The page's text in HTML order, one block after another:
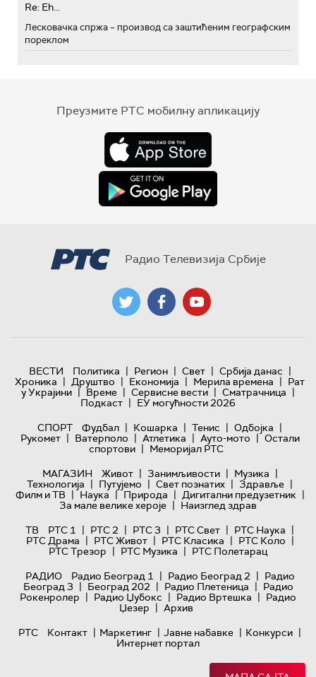
Re: Eh...
Лесковачка спржа – производ са заштићеним географским
пореклом
Преузмите РТС мобилну апликацију
Радио Телевизија Србије
ВЕСТИ Политика | Регион | Свет | Србија данас |
Хроника | Друштво | Економија | Мерила времена | Рат
у Украјини | Време | Сервисне вести | Сматрачница |
Подкаст | ЕУ могућности 2026
СПОРТ
Фудбал | Кошарка | Тенис | Одбојка |
Рукомет | Ватерполо | Атлетика | Ауто-мото | Остали
спортови | Меморијал РТС
МАГАЗИН
Живот | Занимљивости | Музика |
Технологијa | Путујемо | Свет познатих | Здравље |
Филм и ТВ | Наука | Природа | Дигитални предузетник |
За мале велике хероје | Наизглед здрав
ТВ
РТС 1 | РТС 2 | РТС 3 | РТС Свет | РТС Наука |
РТС Драма | РТС Живот | РТС Класика | РТС Коло |
РТС Трезор | РТС Музика | РТС Полетарац
РАДИО
Радио Београд 1 | Радио Београд 2 | Радио
Београд 3 | Београд 202 | Радио Плетеница | Радио
Рокенролер | Радио Џубокс | Радио Вртешка | Радио
Џезер | Архив
РТС
Контакт | Маркетинг | Јавне набавке | Конкурси |
Интернет портал